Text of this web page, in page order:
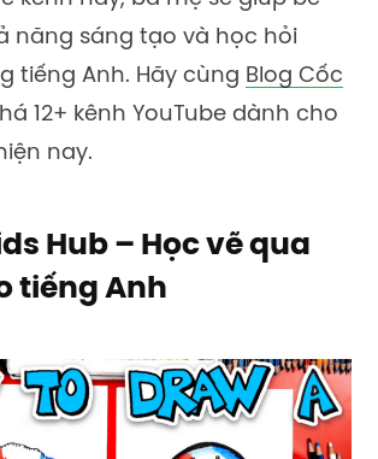
năng sáng tạo và học hỏi
tiếng Anh. Hãy cùng Blog Cốc
12+ kênh YouTube dành cho
nay.
Hub – Học vẽ qua
tiếng Anh